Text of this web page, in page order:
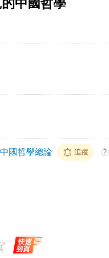
中國哲學
中國哲學總論 追蹤 ?